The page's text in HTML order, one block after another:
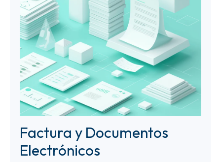
Factura y Documentos
Electrónicos